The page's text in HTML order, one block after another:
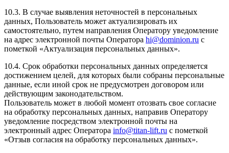
10.3. В случае выявления неточностей в персональных
данных, Пользователь может актуализировать их
самостоятельно, путем направления Оператору уведомление
на адрес электронной почты Оператора hi@dominion.ru с
пометкой «Актуализация персональных данных».
10.4. Срок обработки персональных данных определяется
достижением целей, для которых были собраны персональные
данные, если иной срок не предусмотрен договором или
действующим законодательством.
Пользователь может в любой момент отозвать свое согласие
на обработку персональных данных, направив Оператору
уведомление посредством электронной почты на
электронный адрес Оператора info@titan-lift.ru с пометкой
«Отзыв согласия на обработку персональных данных».